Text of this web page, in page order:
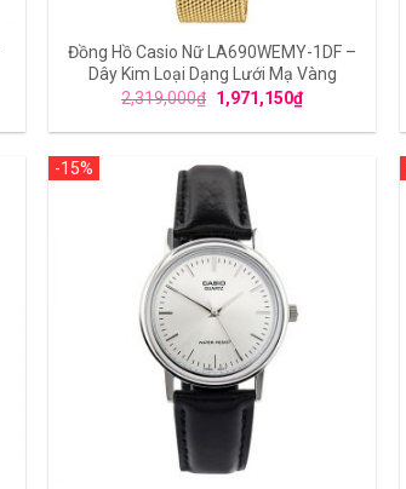
Đồng Hồ Casio Nữ LA690WEMY-1DF –
Dây Kim Loại Dạng Lưới Mạ Vàng
2,319,000₫ 1,971,150₫
-15%